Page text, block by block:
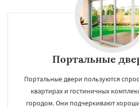
Портальные
Портальные двери пользуются
квартирах и гостиничных
городом. Они подчеркивают